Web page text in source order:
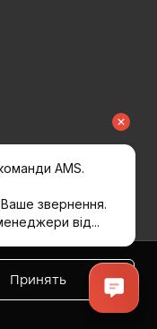
Принять